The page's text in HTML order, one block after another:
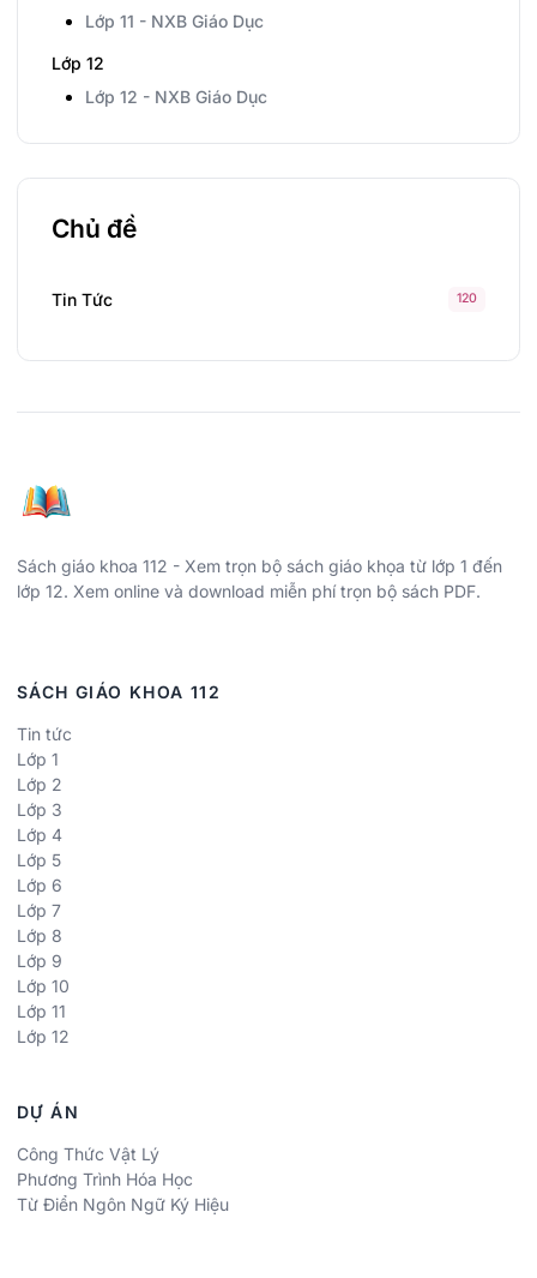
Lớp 11 - NXB Giáo Dục
Lớp 12
Lớp 12 - NXB Giáo Dục
Chủ đề
Tin Tức 120
Sách giáo khoa 112 - Xem trọn bộ sách giáo khọa từ lớp 1 đến
lớp 12. Xem online và download miễn phí trọn bộ sách PDF.
SÁCH GIÁO KHOA 112
Tin tức
Lớp 1
Lớp 2
Lớp 3
Lớp 4
Lớp 5
Lớp 6
Lớp 7
Lớp 8
Lớp 9
Lớp 10
Lớp 11
Lớp 12
DỰ ÁN
Công Thức Vật Lý
Phương Trình Hóa Học
Từ Điển Ngôn Ngữ Ký Hiệu